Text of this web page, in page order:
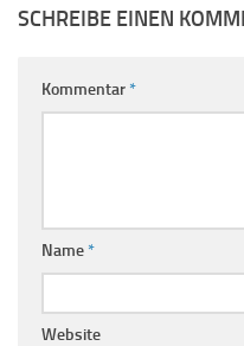
SCHREIBE EINEN
Kommentar*
Name*
Website